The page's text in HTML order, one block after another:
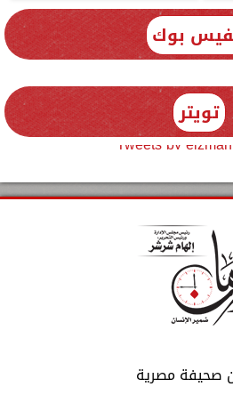
بوك
تويتر
Tweets by
صحيفة مصرية